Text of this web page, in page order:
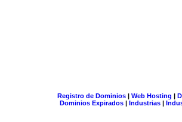
Registro de Dominios| Web Hosting |
Dominios Expirados | Industrias |